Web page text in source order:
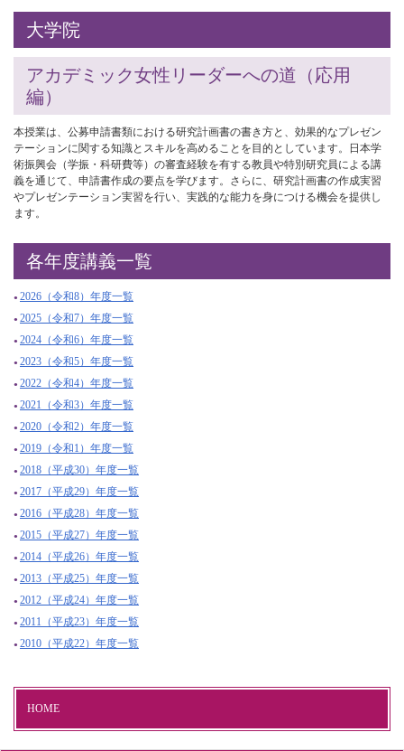
大学院
アカデミック女性リーダーへの道（応用
編）
本授業は、公募申請書類における研究計画書の書き方と、効果的なプレゼン
テーションに関する知識とスキルを高めることを目的としています。日本学
術振興会（学振・科研費等）の審査経験を有する教員や特別研究員による講
義を通じて、申請書作成の要点を学びます。さらに、研究計画書の作成実習
やプレゼンテーション実習を行い、実践的な能力を身につける機会を提供し
ます。
各年度講義一覧
2026（令和8）年度一覧
2025（令和7）年度一覧
2024（令和6）年度一覧
2023（令和5）年度一覧
2022（令和4）年度一覧
2021（令和3）年度一覧
2020（令和2）年度一覧
2019（令和1）年度一覧
2018（平成30）年度一覧
2017（平成29）年度一覧
2016（平成28）年度一覧
2015（平成27）年度一覧
2014（平成26）年度一覧
2013（平成25）年度一覧
2012（平成24）年度一覧
2011（平成23）年度一覧
2010（平成22）年度一覧
HOME